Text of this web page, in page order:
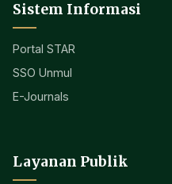
Sistem Informasi
Portal STAR
SSO Unmul
E-Journals
Layanan Publik